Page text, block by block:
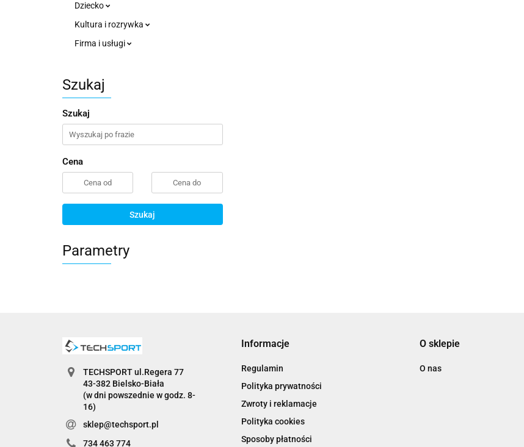
Dziecko
Kultura i rozrywka
Firma i usługi
Szukaj
Szukaj
Cena
Szukaj
Parametry
TECHSPORT ul.Regera 77
43-382 Bielsko-Biała
(w dni powszednie w godz. 8-
16)
sklep@techsport.pl
734 463 774
Informacje
Regulamin
Polityka prywatności
Zwroty i reklamacje
Polityka cookies
Sposoby płatności
O sklepie
O nas